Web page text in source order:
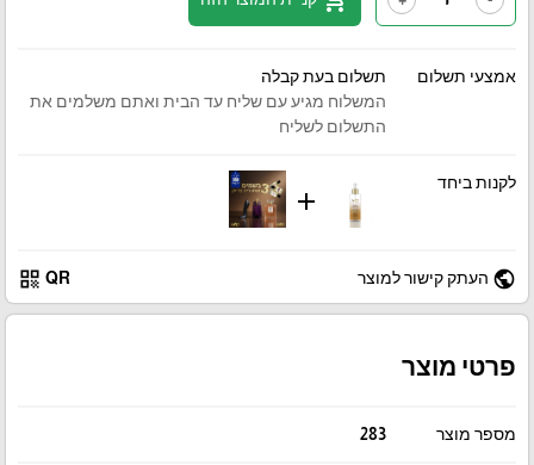
אמצעי תשלום
תשלום בעת קבלה
המשלוח מגיע עם שליח עד הבית ואתם משלמים את
התשלום לשליח
לקנות ביחד
add
public העתק קישור למוצר QR
qr_code
פרטי מוצר
מספר מוצר 283